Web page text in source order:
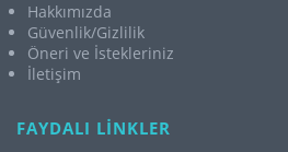
Hakkımızda
Güvenlik/Gizlilik
Öneri ve İstekleriniz
İletişim
FAYDALI LİNKLER